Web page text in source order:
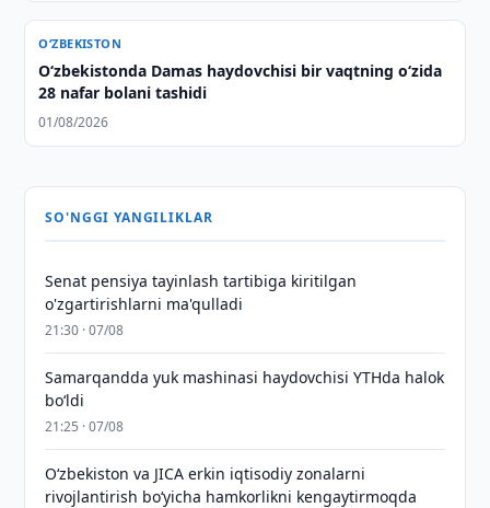
O‘ZBEKISTON
O‘zbekistonda Damas haydovchisi bir vaqtning o‘zida
28 nafar bolani tashidi
01/08/2026
SO'NGGI YANGILIKLAR
Senat pensiya tayinlash tartibiga kiritilgan
o'zgartirishlarni ma'qulladi
21:30 · 07/08
Samarqandda yuk mashinasi haydovchisi YTHda halok
bo‘ldi
21:25 · 07/08
Oʻzbekiston va JICA erkin iqtisodiy zonalarni
rivojlantirish boʻyicha hamkorlikni kengaytirmoqda